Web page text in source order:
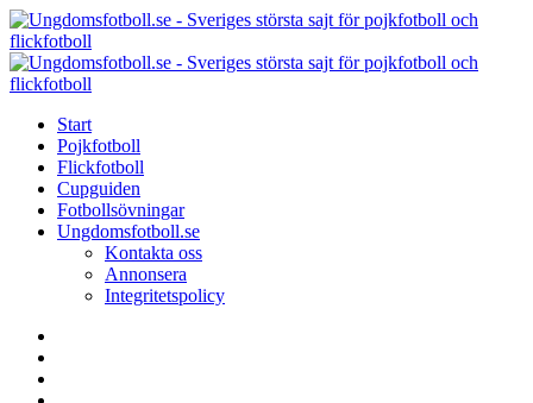
Menu
Search
Menu
Start
Pojkfotboll
Flickfotboll
Cupguiden
Fotbollsövningar
Ungdomsfotboll.se
Kontakta oss
Annonsera
Integritetspolicy